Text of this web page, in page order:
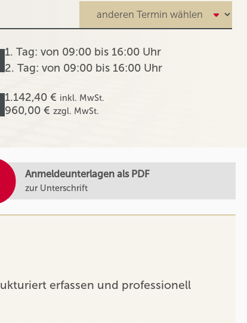
1. Tag: von 09:00 bis 16:00 Uhr
2. Tag: von 09:00 bis 16:00 Uhr
1.142,40 € inkl. MwSt.
960,00 € zzgl. MwSt.
erfassen und professionell
Anmeldeunterlagen als PDF
zur Unterschrift